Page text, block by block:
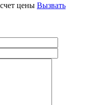
цены Вызвать